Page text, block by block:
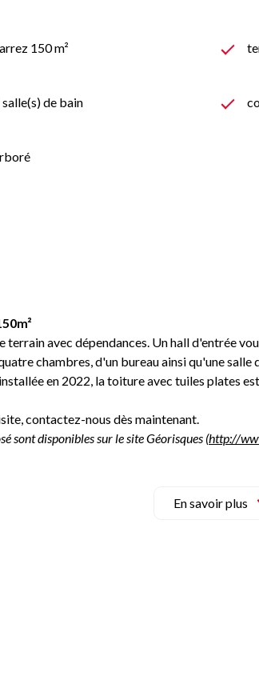
150 m²
salle(s) de bain
avec dépendances. Un hall d'entrée
chambres, d'un bureau ainsi qu'une salle
en 2022, la toiture avec tuiles plates
contactez-nous dès maintenant.
sont disponibles sur le site Géorisques (http://
En savoir plus